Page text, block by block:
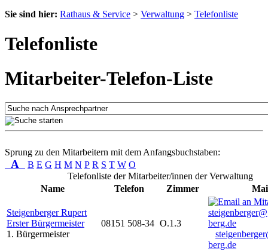
Sie sind hier: Rathaus & Service > Verwaltung > Telefonliste
Telefonliste
Mitarbeiter-Telefon-Liste
Sprung zu den Mitarbeitern mit dem Anfangsbuchstaben:
A B E G H M N P R S T W O
Telefonliste der Mitarbeiter/innen der Verwaltung
Name
Telefon Zimmer
Steigenberger Rupert
Erster Bürgermeister
1. Bürgermeister
08151 508-34 O.1.3
berg.de